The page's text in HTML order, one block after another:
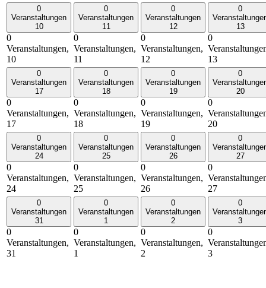
0
Veranstaltungen
10
0
Veranstaltungen,
10
0
Veranstaltungen
11
0
Veranstaltungen,
11
0
Veranstaltungen
12
0
Veranstaltungen,
12
0
13
0
13
0
Veranstaltungen
17
0
Veranstaltungen,
17
0
Veranstaltungen
18
0
Veranstaltungen,
18
0
Veranstaltungen
19
0
Veranstaltungen,
19
0
20
0
20
0
Veranstaltungen
24
0
Veranstaltungen,
24
0
Veranstaltungen
25
0
Veranstaltungen,
25
0
Veranstaltungen
26
0
Veranstaltungen,
26
0
27
0
27
0
Veranstaltungen
31
0
Veranstaltungen,
31
0
Veranstaltungen
1
0
Veranstaltungen,
1
0
Veranstaltungen
2
0
Veranstaltungen,
2
0
3
0
3